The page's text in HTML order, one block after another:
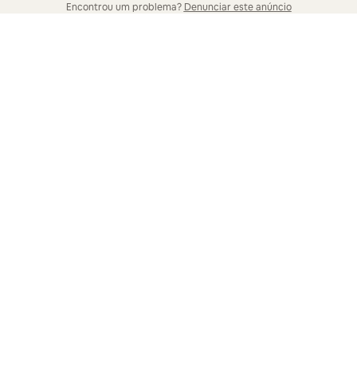
Encontrou um problema? Denunciar este anúncio